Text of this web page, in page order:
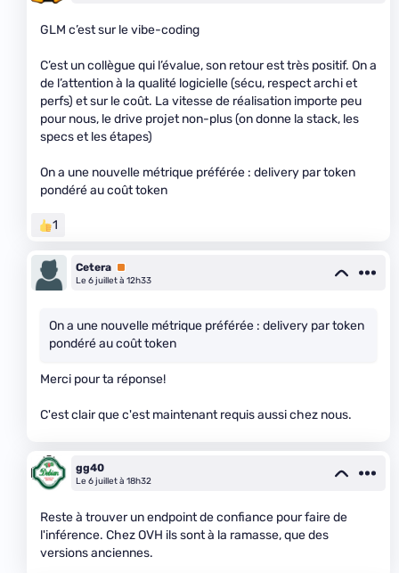
GLM c’est sur le vibe-coding
C’est un collègue qui l’évalue, son retour est très positif. On a
de l’attention à la qualité logicielle (sécu, respect archi et
perfs) et sur le coût. La vitesse de réalisation importe peu
pour nous, le drive projet non-plus (on donne la stack, les
specs et les étapes)
On a une nouvelle métrique préférée : delivery par token
pondéré au coût token
1
Cetera Premium
Le 6 juillet à 12h33
On a une nouvelle métrique préférée : delivery par token
pondéré au coût token
Merci pour ta réponse!
C'est clair que c'est maintenant requis aussi chez nous.
gg40
Le 6 juillet à 18h32
Reste à trouver un endpoint de confiance pour faire de
l'inférence. Chez OVH ils sont à la ramasse, que des
versions anciennes.